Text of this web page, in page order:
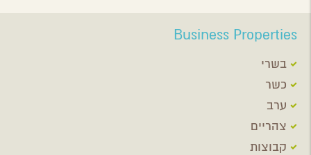
Business Properties
בשרי
כשר
ערב
צהריים
קבוצות